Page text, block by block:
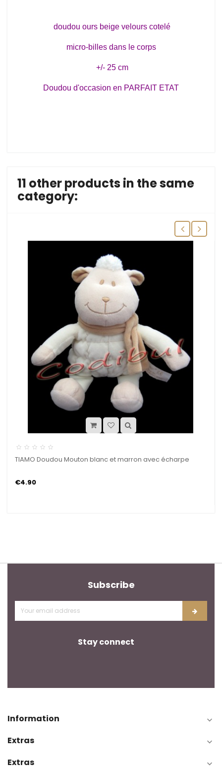
doudou ours beige velours cotelé
micro-billes dans le corps
+/- 25 cm
Doudou d'occasion en PARFAIT ETAT
11 other products in the same
category:
TIAMO Doudou Mouton blanc et marron avec écharpe
€4.90
Subscribe
Stay connect
Information 
Extras 
Extras 